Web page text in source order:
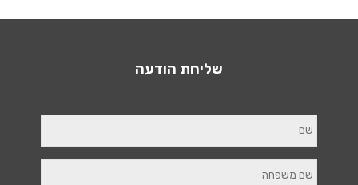
שליחת הודעה